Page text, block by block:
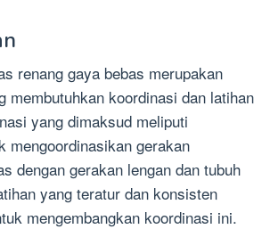
renang gaya bebas merupakan
membutuhkan koordinasi dan latihan
yang dimaksud meliputi
mengoordinasikan gerakan
dengan gerakan lengan dan tubuh
yang teratur dan konsisten
mengembangkan koordinasi ini.